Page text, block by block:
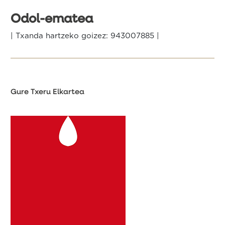
Odol-ematea
| Txanda hartzeko goizez: 943007885 |
Gure Txeru Elkartea